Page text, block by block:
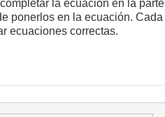
la ecuación en la parte
ponerlos en la ecuación. Cada
ecuaciones correctas.